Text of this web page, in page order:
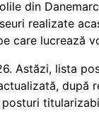
din
realizate
care lucrează
Astăzi, lista
după